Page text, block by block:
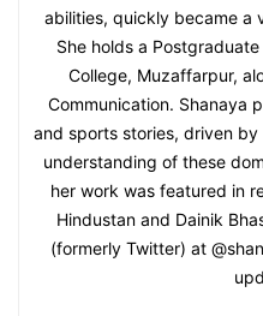
abilities, quickly became a
She holds a
College, Muzaffarpur,
Communication. Shanaya
and sports stories, driven
understanding of these
her work was featured in
Hindustan and Dainik
(formerly Twitter) at